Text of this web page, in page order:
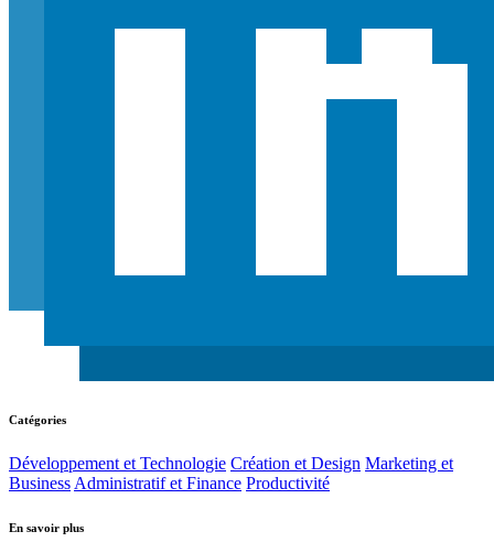
Catégories
Développement et Technologie Création et Design Marketing et
Business Administratif et Finance Productivité
En savoir plus